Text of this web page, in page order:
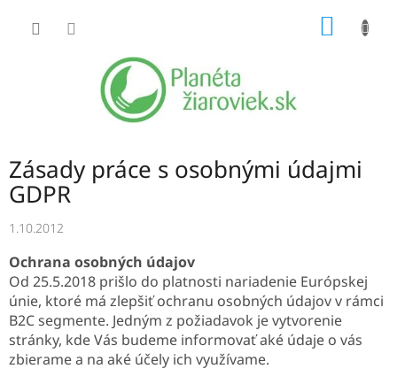
Zásady práce s osobnými údajmi
GDPR
1.10.2012
Ochrana osobných údajov
Od 25.5.2018 prišlo do platnosti nariadenie Európskej
únie, ktoré má zlepšiť ochranu osobných údajov v rámci
B2C segmente. Jedným z požiadavok je vytvorenie
stránky, kde Vás budeme informovať aké údaje o vás
zbierame a na aké účely ich využívame.